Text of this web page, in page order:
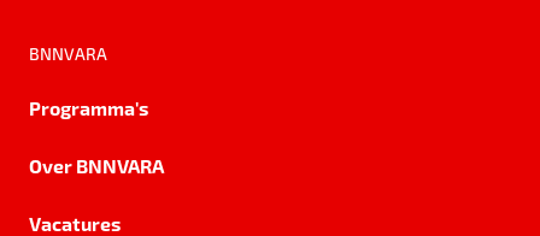
BNNVARA
Programma's
Over BNNVARA
Vacatures